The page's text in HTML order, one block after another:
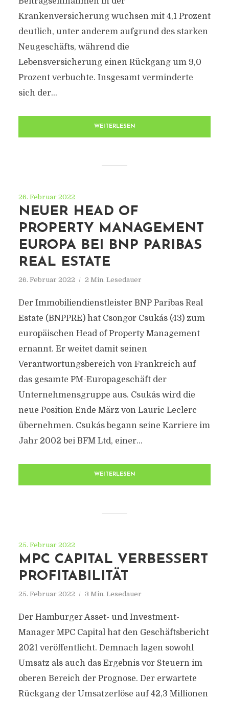
Krankenversicherung wuchsen mit 4,1 Prozent
deutlich, unter anderem aufgrund des starken
Neugeschäfts, während die
Lebensversicherung einen Rückgang um 9,0
Prozent verbuchte. Insgesamt verminderte
sich der...
WEITERLESEN
26. Februar 2022
NEUER HEAD OF
PROPERTY MANAGEMENT
EUROPA BEI BNP PARIBAS
REAL ESTATE
26. Februar 2022 2 Min. Lesedauer
Der Immobiliendienstleister BNP Paribas Real
Estate (BNPPRE) hat Csongor Csukás (43) zum
europäischen Head of Property Management
ernannt. Er weitet damit seinen
Verantwortungsbereich von Frankreich auf
das gesamte PM-Europageschäft der
Unternehmensgruppe aus. Csukás wird die
neue Position Ende März von Lauric Leclerc
übernehmen. Csukás begann seine Karriere im
Jahr 2002 bei BFM Ltd, einer...
WEITERLESEN
25. Februar 2022
MPC CAPITAL VERBESSERT
PROFITABILITÄT
25. Februar 2022 3 Min. Lesedauer
Der Hamburger Asset- und Investment-
Manager MPC Capital hat den Geschäftsbericht
2021 veröffentlicht. Demnach lagen sowohl
Umsatz als auch das Ergebnis vor Steuern im
oberen Bereich der Prognose. Der erwartete
Rückgang der Umsatzerlöse auf 42,3 Millionen